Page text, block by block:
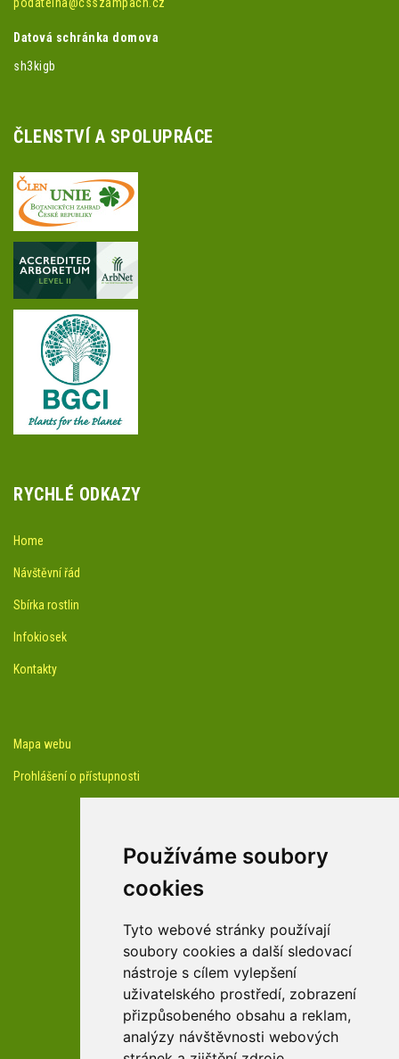
Používáme soubory
cookies
Tyto webové stránky používají
soubory cookies a další sledovací
nástroje s cílem vylepšení
uživatelského prostředí, zobrazení
přizpůsobeného obsahu a reklam,
analýzy návštěvnosti webových
podatelna@csszampach.cz
Datová schránka domova
sh3kigb
ČLENSTVÍ A SPOLUPRÁCE
RYCHLÉ ODKAZY
Home
Návštěvní řád
Sbírka rostlin
Infokiosek
Kontakty
Mapa webu
Prohlášení o přístupnosti
Youtube kanál arboreta